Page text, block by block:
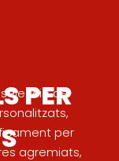
PER
de
per
agremiats,